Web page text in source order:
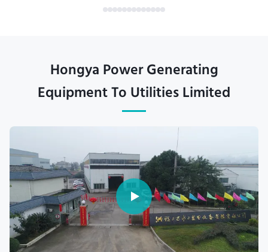
Hongya Power Generating
Equipment To Utilities Limited